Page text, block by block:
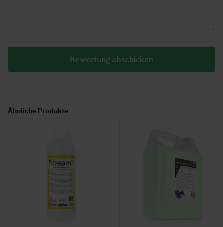
Bewertung abschicken
Ähnliche Produkte